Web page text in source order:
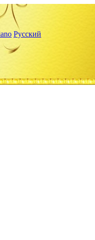
Русский